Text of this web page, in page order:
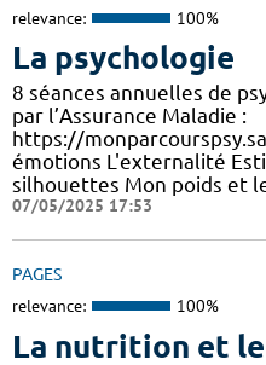
relevance: 100%
La psychologie
8 séances annuelles de
par l’Assurance Maladie :
https://
émotions L'externalité
silhouettes Mon poids et
07/05/2025 17:53
PAGES
relevance: 100%
La nutrition et